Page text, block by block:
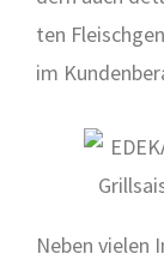
ten
im
Neben vie­len